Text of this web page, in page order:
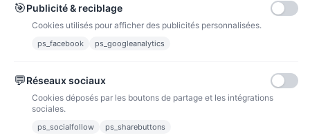
Paiements sécurisés via paypal et paypal 4 fois sans frais
Fidélité
🎯Publicité & reciblage
Cookies utilisés pour afficher des publicités personnalisées.
ps_facebook ps_googleanalytics
💬Réseaux sociaux
Cookies déposés par les boutons de partage et les intégrations
sociales.
ps_socialfollow ps_sharebuttons